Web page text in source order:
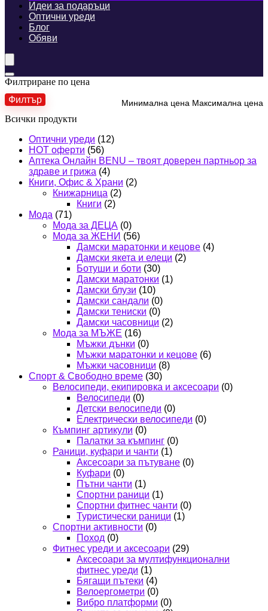
Идеи за подаръци
Оптични уреди
Блог
Обяви
Филтриране по цена
Минимална цена Максимална цена
Филтър
Всички продукти
Оптични уреди (12)
HOT оферти (56)
Аптека Онлайн BENU – твоят доверен партньор за
здраве и грижа (4)
Книги, Офис & Храни (2)
Книжарница (2)
Книги (2)
Мода (71)
Мода за ДЕЦА (0)
Мода за ЖЕНИ (56)
Дамски маратонки и кецове (4)
Дамски якета и елеци (2)
Ботуши и боти (30)
Дамски маратонки (1)
Дамски блузи (10)
Дамски сандали (0)
Дамски тениски (0)
Дамски часовници (2)
Мода за МЪЖЕ (16)
Мъжки дънки (0)
Мъжки маратонки и кецове (6)
Мъжки часовници (8)
Спорт & Свободно време (30)
Велосипеди, екипировка и аксесоари (0)
Велосипеди (0)
Детски велосипеди (0)
Електрически велосипеди (0)
Къмпинг артикули (0)
Палатки за къмпинг (0)
Раници, куфари и чанти (1)
Аксесоари за пътуване (0)
Куфари (0)
Пътни чанти (1)
Спортни раници (1)
Спортни фитнес чанти (0)
Туристически раници (1)
Спортни активности (0)
Поход (0)
Фитнес уреди и аксесоари (29)
Аксесоари за мултифункционални
фитнес уреди (1)
Бягащи пътеки (4)
Велоергометри (0)
Вибро платформи (0)